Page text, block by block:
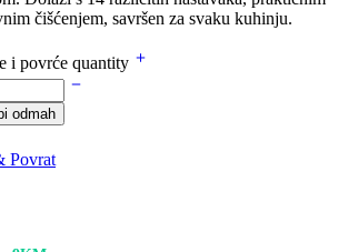
čišćenjem, savršen za svaku kuhinju.
i povrće quantity
odmah
Povrat